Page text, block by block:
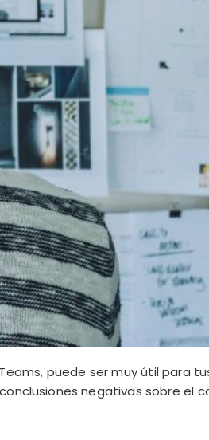
puede ser muy útil para
negativas sobre el